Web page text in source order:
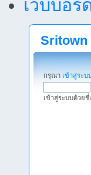
เว็บบอร์
Sritown
กรุณา เข้าสู่ระบ
เข้าสู่ระบบด้วย